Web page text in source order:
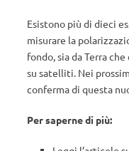
Esistono più di dieci
misurare la
fondo, sia da Terra
su satelliti. Nei
conferma di questa
Per saperne di più: